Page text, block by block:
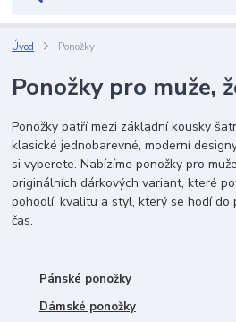
Úvod Ponožky
Ponožky pro muže,
Ponožky patří mezi základní kousky
klasické jednobarevné, moderní
si vyberete. Nabízíme ponožky pro
originálních dárkových variant, které
pohodlí, kvalitu a styl, který se hodí do
čas.
Pánské ponožky
Dámské ponožky